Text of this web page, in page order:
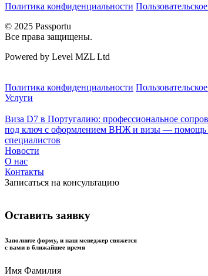
Политика конфиденциальности
© 2025 Passportu
Все права защищены.
Powered by Level MZL Ltd
Политика конфиденциальности
Услуги
Виза D7 в Португалию: профессиональное
под ключ с оформлением ВНЖ и визы — помощь
специалистов
Новости
О нас
Контакты
Записаться на консультацию
Оставить заявку
Заполните форму, и наш менеджер свяжется
с вами в ближайшее время
Имя Фамилия